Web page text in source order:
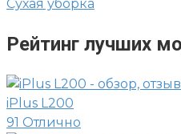
Сухая уборка
Рейтинг лучших
iPlus L200
91 Отлично